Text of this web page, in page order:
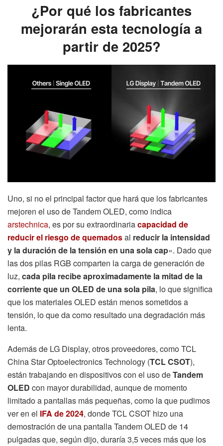
¿Por qué los fabricantes
mejorarán esta tecnología a
partir de 2025?
Uno, si no el principal factor que hará que los fabricantes
mejoren el uso de Tandem OLED, como indica
arstechnica, es por su extraordinariacapacidad de
reducir el riesgo de quemadosal reducir la intensidad
y la duración de la tensión en una sola cap«. Dado que
las dos pilas RGB comparten la carga de generación de
luz, cada pila recibe aproximadamente la mitad de la
corriente que un OLED de una sola pila, lo que significa
que los materiales OLED están menos sometidos a
tensión, lo que da como resultado una degradación más
lenta.
Además de LG Display, otros proveedores, como TCL
China Star Optoelectronics Technology (TCL CSOT),
están trabajando en dispositivos con el uso deTandem
OLED con mayor durabilidad, aunque de momento
limitado a pantallas más pequeñas, como la que pudimos
ver en el IFA de 2024, donde TCL CSOT hizo una
demostración de una pantalla Tandem OLED de 14
pulgadas que, según dijo, duraría 3,5 veces más que los